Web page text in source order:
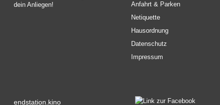
dein Anliegen!
Anfahrt & Parken
Netiquette
Hausordnung
Datenschutz
Impressum
endstation.kino